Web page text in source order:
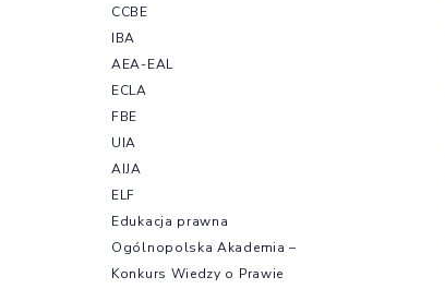
CCBE
IBA
AEA-EAL
ECLA
FBE
UIA
AIJA
ELF
Edukacja prawna
Ogólnopolska Akademia –
Konkurs Wiedzy o Prawie